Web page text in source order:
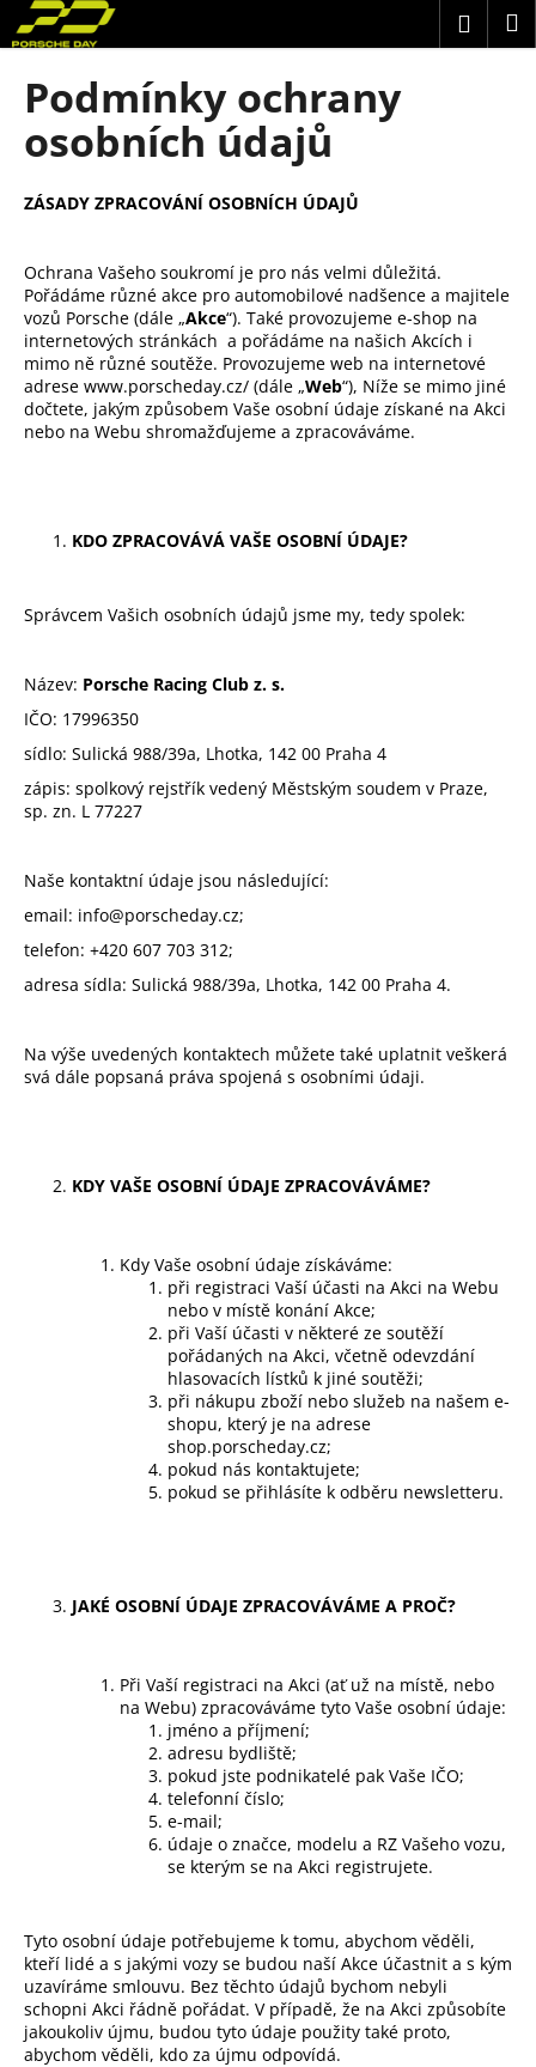
Přejít
na
obsah
Podmínky ochrany
osobních údajů
ZÁSADY ZPRACOVÁNÍ OSOBNÍCH ÚDAJŮ
Ochrana Vašeho soukromí je pro nás velmi důležitá.
Pořádáme různé akce pro automobilové nadšence a majitele
vozů Porsche (dále „Akce“). Také provozujeme e-shop na
internetových stránkách a pořádáme na našich Akcích i
mimo ně různé soutěže. Provozujeme web na internetové
adrese www.porscheday.cz/ (dále „Web“), Níže se mimo jiné
dočtete, jakým způsobem Vaše osobní údaje získané na Akci
nebo na Webu shromažďujeme a zpracováváme.
KDO ZPRACOVÁVÁ VAŠE OSOBNÍ ÚDAJE?
Správcem Vašich osobních údajů jsme my, tedy spolek:
Název: Porsche Racing Club z. s.
IČO: 17996350
sídlo: Sulická 988/39a, Lhotka, 142 00 Praha 4
zápis: spolkový rejstřík vedený Městským soudem v Praze,
sp. zn. L 77227
Naše kontaktní údaje jsou následující:
email: info@porscheday.cz;
telefon: +420 607 703 312;
adresa sídla: Sulická 988/39a, Lhotka, 142 00 Praha 4.
Na výše uvedených kontaktech můžete také uplatnit veškerá
svá dále popsaná práva spojená s osobními údaji.
KDY VAŠE OSOBNÍ ÚDAJE ZPRACOVÁVÁME?
Kdy Vaše osobní údaje získáváme:
při registraci Vaší účasti na Akci na Webu
nebo v místě konání Akce;
při Vaší účasti v některé ze soutěží
pořádaných na Akci, včetně odevzdání
hlasovacích lístků k jiné soutěži;
při nákupu zboží nebo služeb na našem e-
shopu, který je na adrese
shop.porscheday.cz;
pokud nás kontaktujete;
pokud se přihlásíte k odběru newsletteru.
JAKÉ OSOBNÍ ÚDAJE ZPRACOVÁVÁME A PROČ?
Při Vaší registraci na Akci (ať už na místě, nebo
na Webu) zpracováváme tyto Vaše osobní údaje:
jméno a příjmení;
adresu bydliště;
pokud jste podnikatelé pak Vaše IČO;
telefonní číslo;
e-mail;
údaje o značce, modelu a RZ Vašeho vozu,
se kterým se na Akci registrujete.
Tyto osobní údaje potřebujeme k tomu, abychom věděli,
kteří lidé a s jakými vozy se budou naší Akce účastnit a s kým
uzavíráme smlouvu. Bez těchto údajů bychom nebyli
schopni Akci řádně pořádat. V případě, že na Akci způsobíte
jakoukoliv újmu, budou tyto údaje použity také proto,
abychom věděli, kdo za újmu odpovídá.
o
C
o
p
ř
e
b
u
j
e
í
?